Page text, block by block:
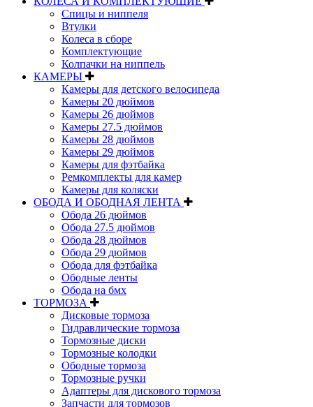
Спицы и ниппеля
Втулки
Колеса в сборе
Комплектующие
Колпачки на ниппель
КАМЕРЫ
Камеры для детского велосипеда
Камеры 20 дюймов
Камеры 26 дюймов
Камеры 27.5 дюймов
Камеры 28 дюймов
Камеры 29 дюймов
Камеры для фэтбайка
Ремкомплекты для камер
Камеры для коляски
ОБОДА И ОБОДНАЯ ЛЕНТА
Обода 26 дюймов
Обода 27.5 дюймов
Обода 28 дюймов
Обода 29 дюймов
Обода для фэтбайка
Ободные ленты
Обода на бмх
ТОРМОЗА
Дисковые тормоза
Гидравлические тормоза
Тормозные диски
Тормозные колодки
Ободные тормоза
Тормозные ручки
Адаптеры для дискового тормоза
Запчасти для тормозов